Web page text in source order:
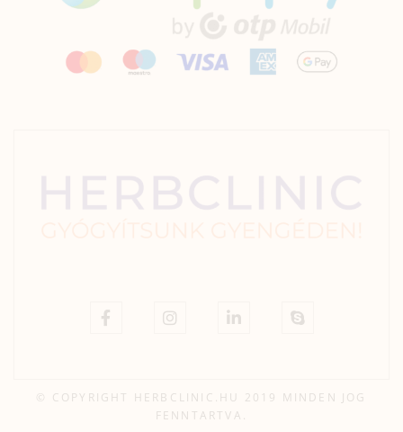
© COPYRIGHT HERBCLINIC.HU 2019 MINDEN JOG
FENNTARTVA.